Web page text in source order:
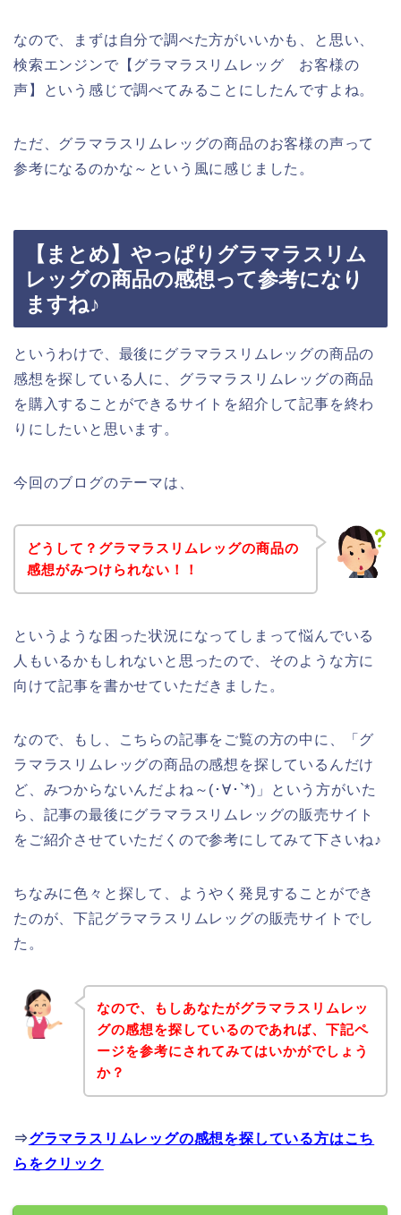
なので、まずは自分で調べた方がいいかも、と思い、
検索エンジンで【グラマラスリムレッグ お客様の
声】という感じで調べてみることにしたんですよね。
ただ、グラマラスリムレッグの商品のお客様の声って
参考になるのかな～という風に感じました。
【まとめ】やっぱりグラマラスリム
レッグの商品の感想って参考になり
ますね♪
というわけで、最後にグラマラスリムレッグの商品の
感想を探している人に、グラマラスリムレッグの商品
を購入することができるサイトを紹介して記事を終わ
りにしたいと思います。
今回のブログのテーマは、
どうして？グラマラスリムレッグの商品の
感想がみつけられない！！
というような困った状況になってしまって悩んでいる
人もいるかもしれないと思ったので、そのような方に
向けて記事を書かせていただきました。
なので、もし、こちらの記事をご覧の方の中に、「グ
ラマラスリムレッグの商品の感想を探しているんだけ
ど、みつからないんだよね～(･∀･`*)」という方がいた
ら、記事の最後にグラマラスリムレッグの販売サイト
をご紹介させていただくので参考にしてみて下さいね♪
ちなみに色々と探して、ようやく発見することができ
たのが、下記グラマラスリムレッグの販売サイトでし
た。
なので、もしあなたがグラマラスリムレッ
グの感想を探しているのであれば、下記ペ
ージを参考にされてみてはいかがでしょう
か？
⇒グラマラスリムレッグの感想を探している方はこち
らをクリック